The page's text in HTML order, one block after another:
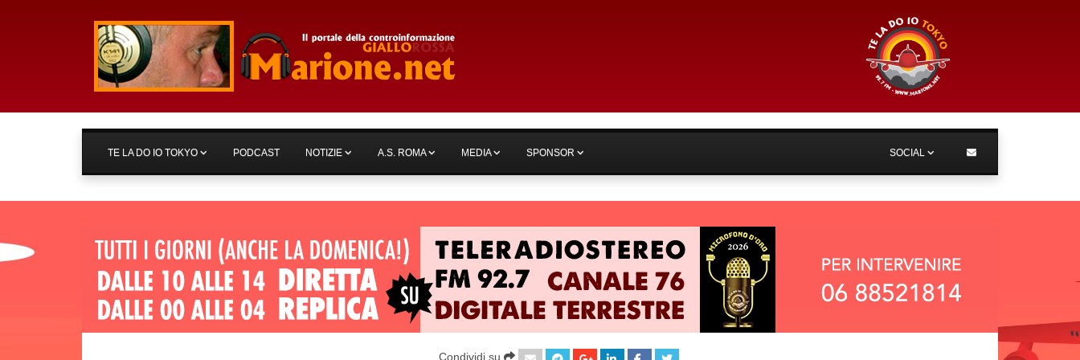
TE LA DO IO TOKYO PODCAST NOTIZIE A.S. ROMA MEDIA SPONSOR SOCIAL
Condividi su